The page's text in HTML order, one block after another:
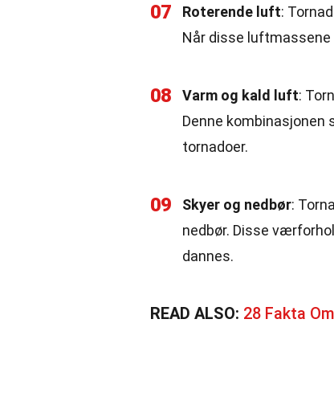
07 Roterende luft:
Når disse luftmassene
08 Varm og kald luft:
Denne
tornadoer.
09 Skyer og nedbør:
nedbør. Disse
dannes.
READ ALSO: 28 Fakta